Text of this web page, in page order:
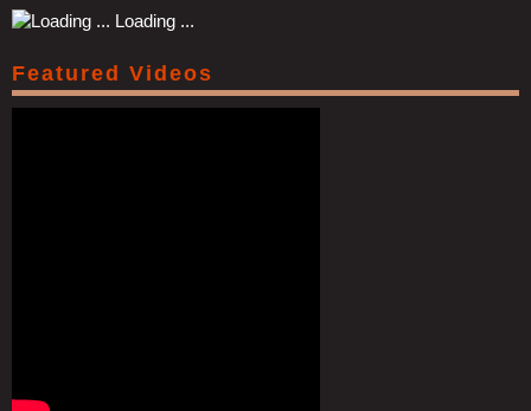
Loading ...
Featured Videos